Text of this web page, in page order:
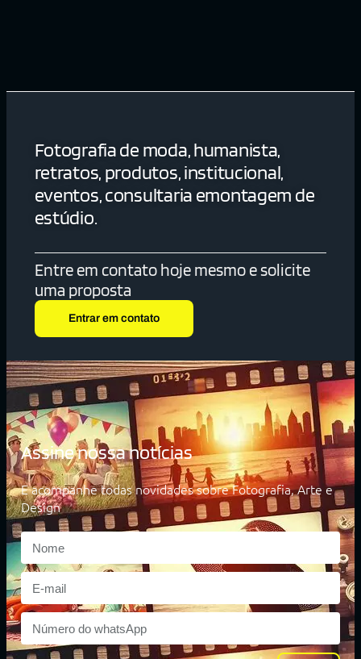
Fotografia de moda, humanista,
retratos, produtos, institucional,
eventos, consultaria emontagem de
estúdio.
Entre em contato hoje mesmo e solicite
uma proposta
Entrar em contato
Assine nossa notícias
E acompanhe todas novidades sobre Fotografia, Arte e
Design